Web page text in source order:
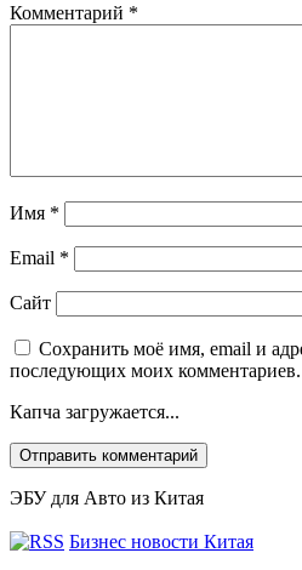
Комментарий *
Имя *
Email *
Сайт
Сохранить моё имя, email и
последующих моих комментариев.
Капча загружается...
ЭБУ для Авто из Китая
Бизнес новости Китая